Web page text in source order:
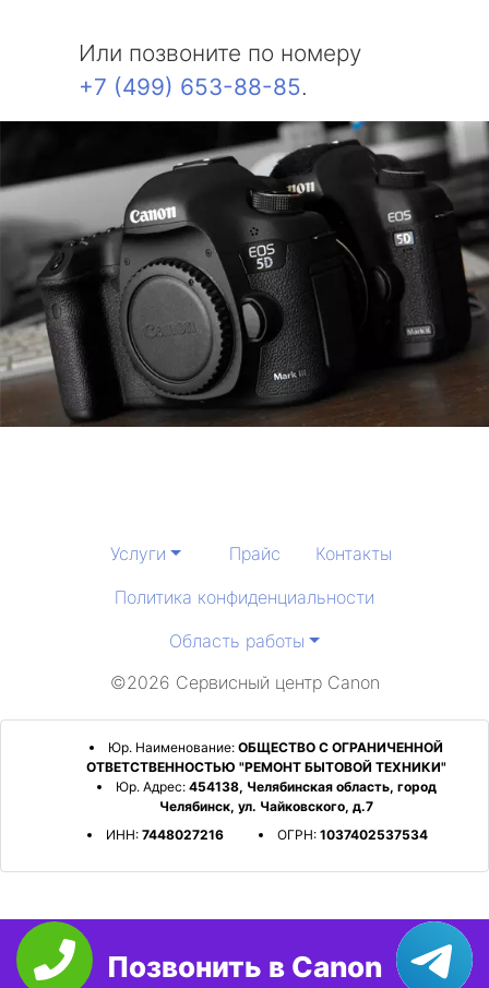
Или позвоните по номеру
+7 (499) 653-88-85.
Услуги Прайс
Контакты
Политика конфиденциальности
Область работы
©2026 Сервисный центр Canon
Юр. Наименование: ОБЩЕСТВО С ОГРАНИЧЕННОЙ
ОТВЕТСТВЕННОСТЬЮ "РЕМОНТ БЫТОВОЙ ТЕХНИКИ"
Юр. Адрес:454138, Челябинская область, город
Челябинск, ул. Чайковского, д.7
ИНН: 7448027216 ОГРН: 1037402537534
Позвонить в Canon